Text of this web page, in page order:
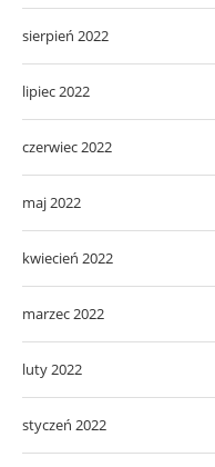
sierpień 2022
lipiec 2022
czerwiec 2022
maj 2022
kwiecień 2022
marzec 2022
luty 2022
styczeń 2022